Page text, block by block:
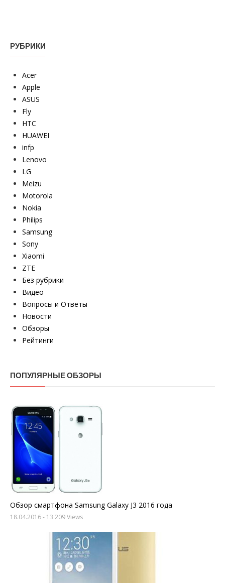
РУБРИКИ
Acer
Apple
ASUS
Fly
HTC
HUAWEI
infp
Lenovo
LG
Meizu
Motorola
Nokia
Philips
Samsung
Sony
Xiaomi
ZTE
Без рубрики
Видео
Вопросы и Ответы
Новости
Обзоры
Рейтинги
ПОПУЛЯРНЫЕ ОБЗОРЫ
Обзор смартфона Samsung Galaxy J3 2016 года
18.04.2016- 13 209 Views